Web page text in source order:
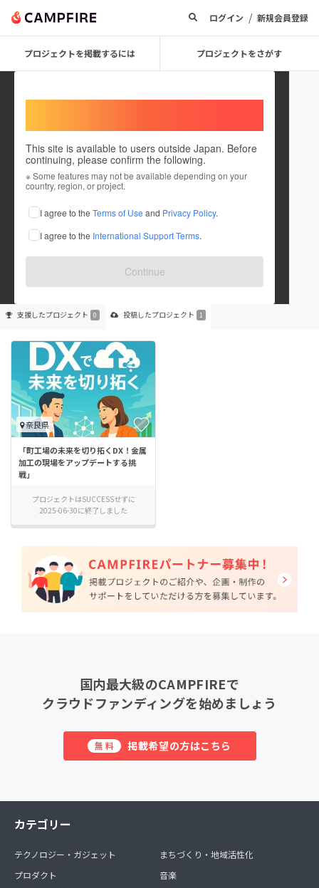
ログイン / 新規会員登録
プロジェクトを掲載するには プロジェクトをさがす
This site is available to users outside Japan. Before
continuing, please confirm the following.
※ Some features may not be available depending on your
country, region, or project.
I agree to the Terms of Use and Privacy Policy.
I agree to the International Support Terms.
Continue
野村祐太
これまでに1件のプロジェクトを投稿しています
在住国：日本 現在地：奈良県
出身国：日本 出身地：奈良県
支援したプロジェクト 0 投稿したプロジェクト 1
奈良県
「町工場の未来を切り拓くDX！金属
加工の現場をアップデートする挑
戦」
プロジェクトはSUCCESSせずに
2025-06-30に終了しました
国内最大級のCAMPFIREで
クラウドファンディングを始めましょう
無料 掲載希望の方はこちら
カテゴリー
テクノロジー・ガジェット
プロダクト
まちづくり・地域活性化
音楽